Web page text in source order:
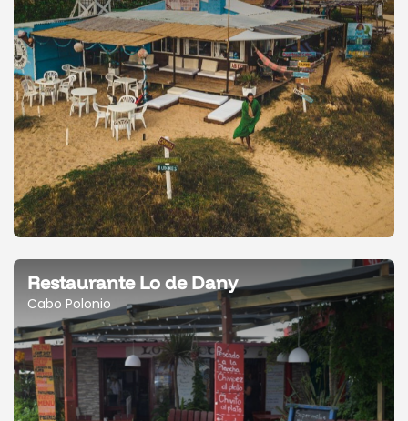
Restaurante Lo de Dany
Cabo Polonio